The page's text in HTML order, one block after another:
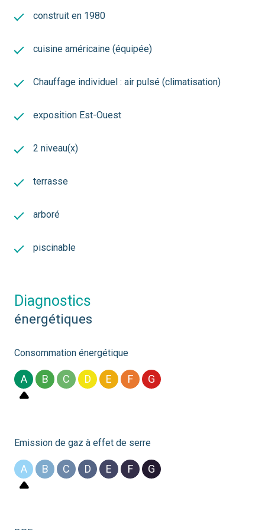
construit en 1980
cuisine américaine (équipée)
Chauffage individuel : air pulsé (climatisation)
exposition Est-Ouest
2 niveau(x)
terrasse
arboré
piscinable
diagnostics
énergétiques
Consommation énergétique
A B C D E F G
Emission de gaz à effet de serre
A B C D E F G